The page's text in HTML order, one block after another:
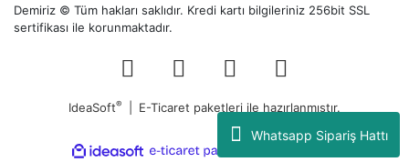
Whatsapp Sipariş Hattı
Demiriz © Tüm hakları saklıdır. Kredi kartı bilgileriniz 256bit SSL
sertifikası ile korunmaktadır.
IdeaSoft® E-Ticaret paketleri ile hazırlanmıştır.
ideasoft